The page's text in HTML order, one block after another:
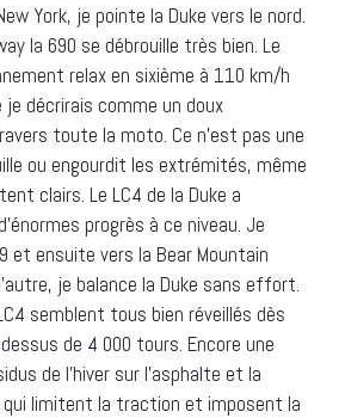
York, je pointe la Duke vers le nord.
la 690 se débrouille très bien. Le
relax en sixième à 110 km/h
décrirais comme un doux
toute la moto. Ce n’est pas une
ou engourdit les extrémités, même
clairs. Le LC4 de la Duke a
progrès à ce niveau. Je
et ensuite vers la Bear Mountain
je balance la Duke sans effort.
semblent tous bien réveillés dès
de 4 000 tours. Encore une
de l’hiver sur l’asphalte et la
limitent la traction et imposent la